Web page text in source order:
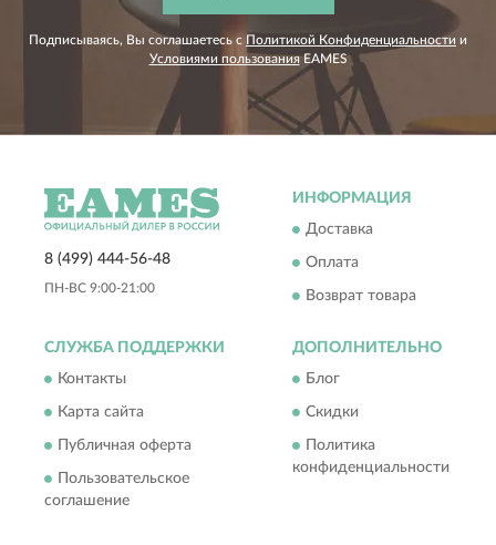
Подписываясь, Вы соглашаетесь с Политикой Конфиденциальности и
Условиями пользованияEAMES
8 (499) 444-56-48
ПН-ВС 9:00-21:00
ИНФОРМАЦИЯ
Доставка
Оплата
Возврат товара
СЛУЖБА ПОДДЕРЖКИ
Контакты
Карта сайта
Публичная оферта
Пользовательское
соглашение
ДОПОЛНИТЕЛЬНО
Блог
Скидки
Политика
конфиденциальности